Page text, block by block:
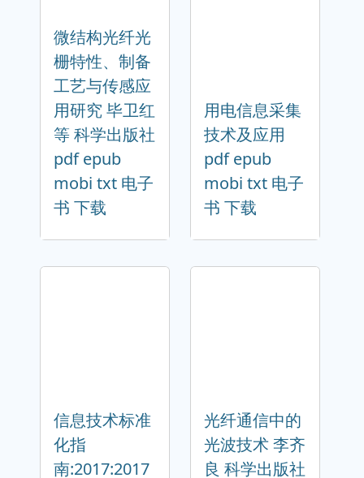
微结构光纤光
栅特性、制备
工艺与传感应
用研究 毕卫红
等 科学出版社
pdf epub
mobi txt 电子
书 下载
用电信息采集
技术及应用
pdf epub
mobi txt 电子
书 下载
信息技术标准
化指
南:2017:2017
光纤通信中的
光波技术 李齐
良 科学出版社